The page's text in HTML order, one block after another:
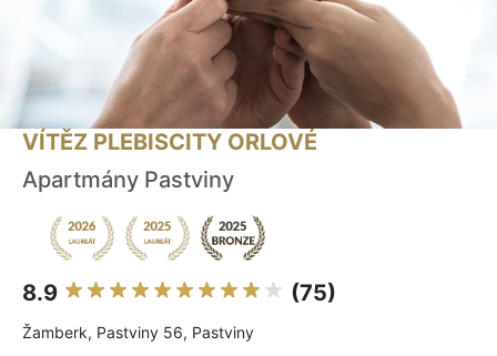
VÍTĚZ PLEBISCITY ORLOVÉ
Apartmány Pastviny
8.9 (75)
Žamberk, Pastviny 56, Pastviny